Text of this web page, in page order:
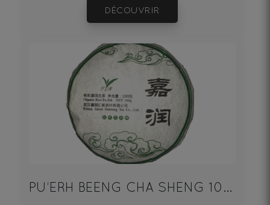
DÉCOUVRIR
PU‘ERH BEENG CHA SHENG 100g